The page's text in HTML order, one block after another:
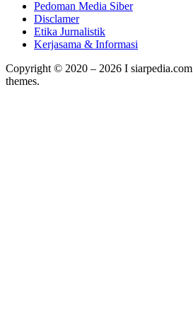
Pedoman Media Siber
Disclamer
Etika Jurnalistik
Kerjasama & Informasi
Copyright © 2020 – 2026 I siarpedia.com
themes.